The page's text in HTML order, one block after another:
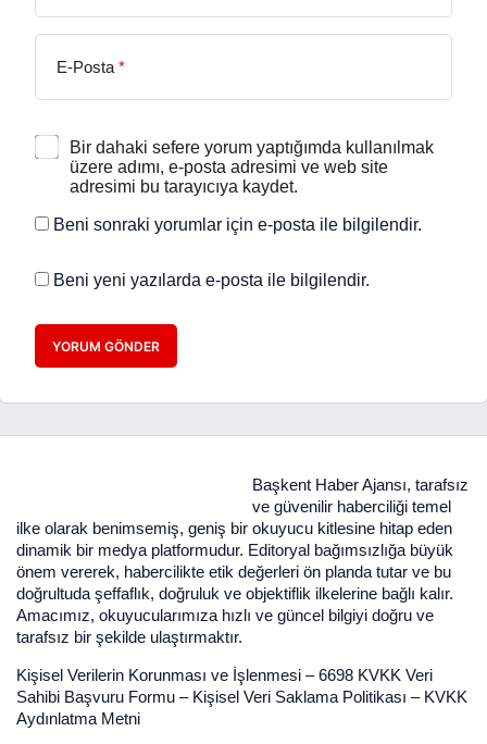
E-Posta *
Bir dahaki sefere yorum yaptığımda kullanılmak
üzere adımı, e-posta adresimi ve web site
adresimi bu tarayıcıya kaydet.
Beni sonraki yorumlar için e-posta ile bilgilendir.
Beni yeni yazılarda e-posta ile bilgilendir.
YORUM GÖNDER
Başkent Haber Ajansı, tarafsız
ve güvenilir haberciliği temel
ilke olarak benimsemiş, geniş bir okuyucu kitlesine hitap eden
dinamik bir medya platformudur. Editoryal bağımsızlığa büyük
önem vererek, habercilikte etik değerleri ön planda tutar ve bu
doğrultuda şeffaflık, doğruluk ve objektiflik ilkelerine bağlı kalır.
Amacımız, okuyucularımıza hızlı ve güncel bilgiyi doğru ve
tarafsız bir şekilde ulaştırmaktır.
Kişisel Verilerin Korunması ve İşlenmesi –6698 KVKK Veri
Sahibi Başvuru Formu – Kişisel Veri Saklama Politikası – KVKK
Aydınlatma Metni